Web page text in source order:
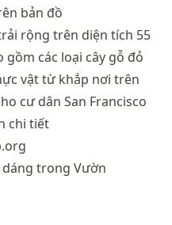
bản đồ
rộng trên diện tích 55
gồm các loại cây gỗ đỏ
vật từ khắp nơi trên
cư dân San Francisco
chi tiết